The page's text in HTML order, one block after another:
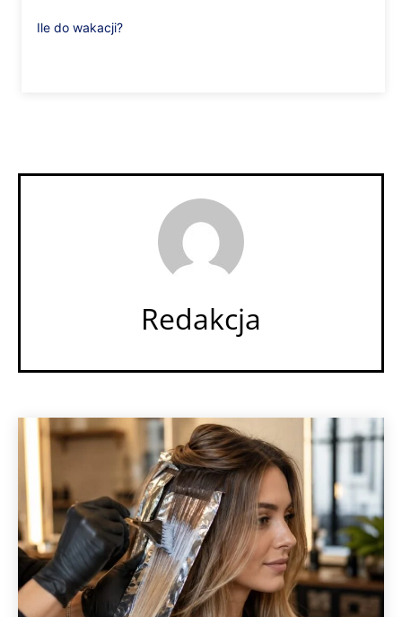
Ile do wakacji?
Redakcja